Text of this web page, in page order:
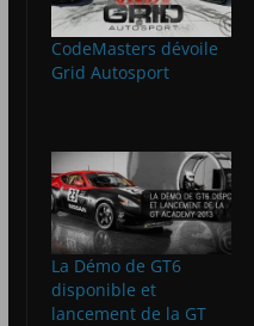
CodeMasters dévoile
Grid Autosport
La Démo de GT6
disponible et
lancement de la GT